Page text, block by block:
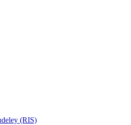
(RIS)